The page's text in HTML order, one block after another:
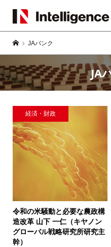
JAバンク
JA
経済・財政
令和の米騒動と必要な農政構
造改革山下 一仁（キヤノン
グローバル戦略研究所研究主
幹）